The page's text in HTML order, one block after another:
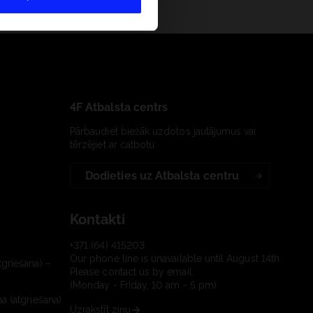
–
(atgriešana)
4F Atbalsta centrs
Pārbaudiet biežāk uzdotos jautājumus vai
tērzējiet ar čatbotu:
Dodieties uz Atbalsta centru
Kontakti
+371 (64) 415203
Our phone line is unavailable until August 14th.
Please contact us by email.
(Monday - Friday, 10 am - 5 pm)
Uzrakstīt ziņu